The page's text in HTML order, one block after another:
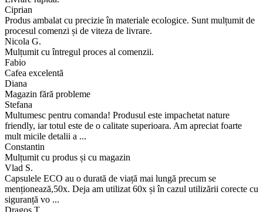
Ciprian
Produs ambalat cu precizie în materiale ecologice. Sunt mulțumit de
procesul comenzi și de viteza de livrare.
Nicola G.
Mulțumit cu întregul proces al comenzii.
Fabio
Cafea excelentă
Diana
Magazin fără probleme
Stefana
Multumesc pentru comanda! Produsul este impachetat nature
friendly, iar totul este de o calitate superioara. Am apreciat foarte
mult micile detalii a ...
Constantin
Mulțumit cu produs și cu magazin
Vlad S.
Capsulele ECO au o durată de viață mai lungă precum se
menționează,50x. Deja am utilizat 60x și în cazul utilizării corecte cu
siguranță vo ...